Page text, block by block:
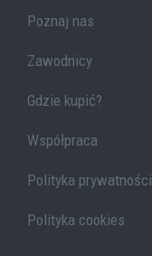
Poznaj nas
Zawodnicy
Gdzie kupić?
Współpraca
Polityka prywatności
Polityka cookies